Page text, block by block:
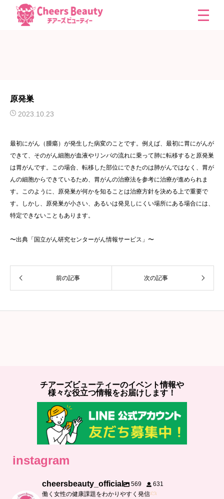
原発巣
2023.10.23
最初にがん（腫瘍）が発生した病変のことです。例えば、最初に胃にがんが
できて、そのがん細胞が血液やリンパの流れに乗って肺に転移すると原発巣
は胃がんです。この場合、転移した部位にできたのは肺がんではなく、胃が
んの細胞からできているため、胃がんの治療法を参考に治療が進められま
す。このように、原発巣が何かを知ることは治療方針を決める上で重要で
す。しかし、原発巣が小さい、あるいは発見しにくい場所にある場合には、
特定できないこともあります。
〜出典「国立がん研究センターがん情報サービス」〜
前の記事 次の記事
チアーズビューティーのイベント情報や
様々な役立つ情報をお届けします！
instagram
cheersbeauty_official 569
631
働く女性の健康課題をわかりやすく発信